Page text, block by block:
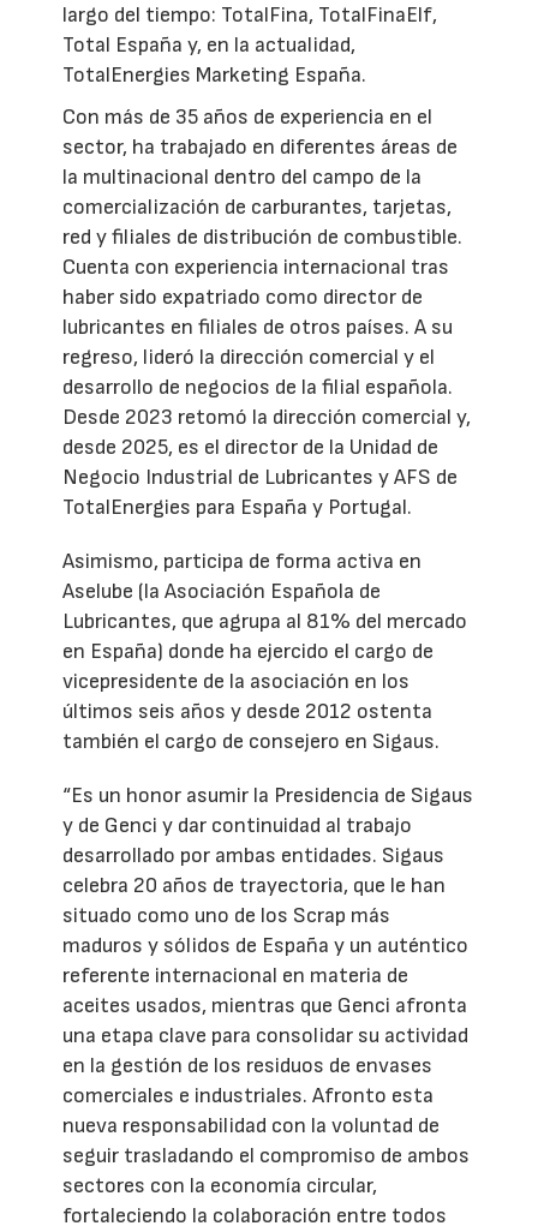
largo del tiempo: TotalFina, TotalFinaElf,
Total España y, en la actualidad,
TotalEnergies Marketing España.
Con más de 35 años de experiencia en el
sector, ha trabajado en diferentes áreas de
la multinacional dentro del campo de la
comercialización de carburantes, tarjetas,
red y filiales de distribución de combustible.
Cuenta con experiencia internacional tras
haber sido expatriado como director de
lubricantes en filiales de otros países. A su
regreso, lideró la dirección comercial y el
desarrollo de negocios de la filial española.
Desde 2023 retomó la dirección comercial y,
desde 2025, es el director de la Unidad de
Negocio Industrial de Lubricantes y AFS de
TotalEnergies para España y Portugal.
Asimismo, participa de forma activa en
Aselube (la Asociación Española de
Lubricantes, que agrupa al 81% del mercado
en España) donde ha ejercido el cargo de
vicepresidente de la asociación en los
últimos seis años y desde 2012 ostenta
también el cargo de consejero en Sigaus.
“Es un honor asumir la Presidencia de Sigaus
y de Genci y dar continuidad al trabajo
desarrollado por ambas entidades. Sigaus
celebra 20 años de trayectoria, que le han
situado como uno de los Scrap más
maduros y sólidos de España y un auténtico
referente internacional en materia de
aceites usados, mientras que Genci afronta
una etapa clave para consolidar su actividad
en la gestión de los residuos de envases
comerciales e industriales. Afronto esta
nueva responsabilidad con la voluntad de
seguir trasladando el compromiso de ambos
sectores con la economía circular,
fortaleciendo la colaboración entre todos